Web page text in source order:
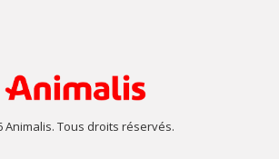
Animalis. Tous droits réservés.